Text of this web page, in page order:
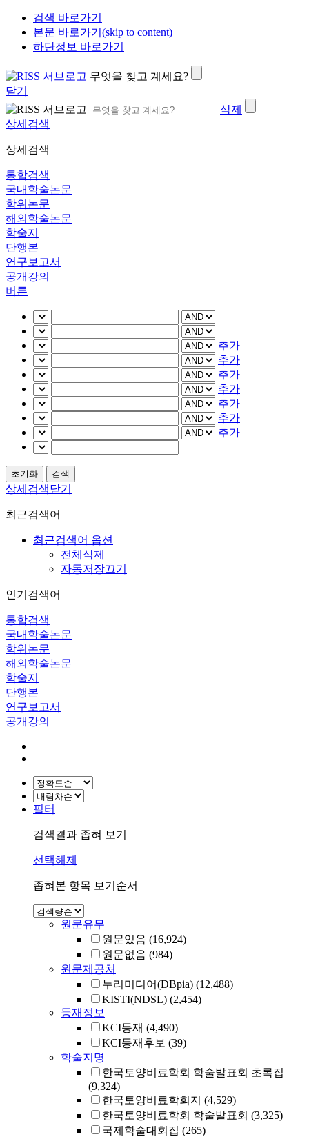
검색 바로가기
본문 바로가기(skip to content)
하단정보 바로가기
무엇을 찾고 계세요?
닫기
삭제
상세검색
상세검색
통합검색
국내학술논문
학위논문
해외학술논문
학술지
단행본
연구보고서
공개강의
버튼
추가
추가
추가
추가
추가
추가
추가
상세검색닫기
최근검색어
최근검색어 옵션
전체삭제
자동저장끄기
인기검색어
통합검색
국내학술논문
학위논문
해외학술논문
학술지
단행본
연구보고서
공개강의
필터
검색결과 좁혀 보기
선택해제
좁혀본 항목 보기순서
원문유무
원문있음 (16,924)
원문없음 (984)
원문제공처
누리미디어(DBpia) (12,488)
KISTI(NDSL) (2,454)
등재정보
KCI등재 (4,490)
KCI등재후보 (39)
학술지명
한국토양비료학회 학술발표회 초록집
(9,324)
한국토양비료학회지 (4,529)
한국토양비료학회 학술발표회 (3,325)
국제학술대회집 (265)